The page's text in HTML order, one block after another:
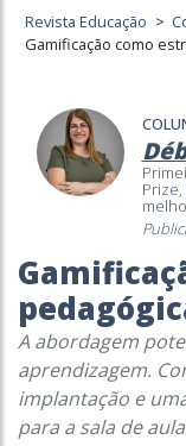
Revista Educação >
Gamificação como
A abordagem
aprendizagem.
implantação e
para a sala de aula